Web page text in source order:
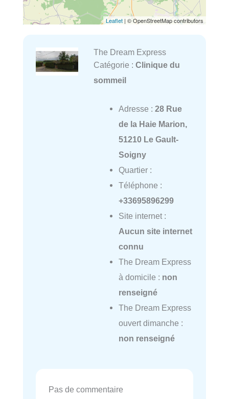
Leaflet | © OpenStreetMap contributors
The Dream Express
Catégorie : Clinique du
sommeil
Adresse : 28 Rue
de la Haie Marion,
51210 Le Gault-
Soigny
Quartier :
Téléphone :
+33695896299
Site internet :
Aucun site internet
connu
The Dream Express
à domicile : non
renseigné
The Dream Express
ouvert dimanche :
non renseigné
Pas de commentaire